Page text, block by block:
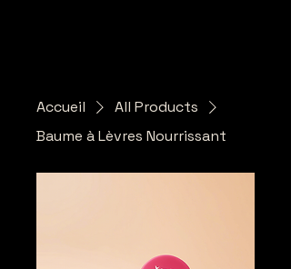
Accueil
All Products
Baume à Lèvres Nourrissant